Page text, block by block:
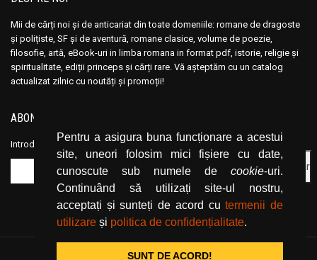
Pentru a asigura buna funcționare a acestui
site, uneori folosim mici fișiere cu date,
cunoscute sub numele de cookie-uri.
Continuând să utilizați site-ul nostru,
acceptați și sunteți de acord cutermenii de
utilizare și politica de confidențialitate.
SUNT DE ACORD!
Mii de cărți noi și de anticariat din toate domeniile: romane de dragoste
și polițiste, SF și de aventură, romane clasice, volume de poezie,
filosofie, artă, eBook-uri in limba romana in format pdf, istorie, religie și
spiritualitate, ediții princeps și cărți rare. Vă așteptăm cu un catalog
actualizat zilnic cu noutăți și promoții!
ABONEAZĂ-TE LA NEWSLETTER
Introduceți adresa dvs. de email și dați click pe butonul de abonare.